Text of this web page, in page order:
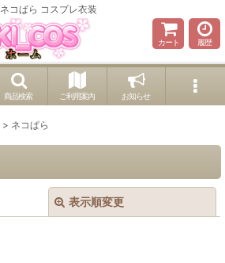
ネコぱら コスプレ衣装
カート 履歴
商品検索 ご利用案内 お知らせ
> ネコぱら
表示順変更